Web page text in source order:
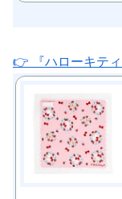
👉 『ハローキテ